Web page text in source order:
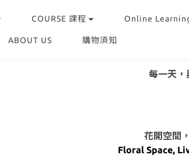
COURSE 課程 Online
ABOUT US 購物須知
每一天，
花開空間
​Floral Space,